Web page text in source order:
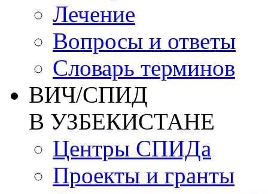
Лечение
Вопросы и ответы
Словарь терминов
ВИЧ/СПИД
В УЗБЕКИСТАНЕ
Центры СПИДа
Проекты и гранты